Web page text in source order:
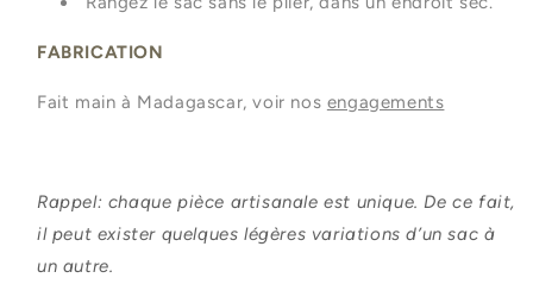
FABRICATION
Fait main à Madagascar, voir nos engagements
Rappel: chaque pièce artisanale est unique. De ce fait,
il peut exister quelques légères variations d’un sac à
un autre.